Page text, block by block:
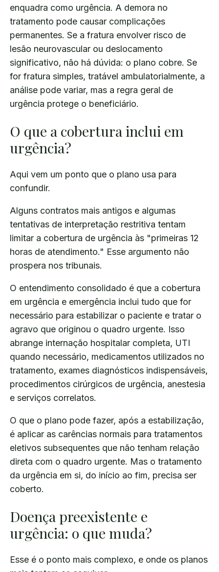
enquadra como urgência. A demora no
tratamento pode causar complicações
permanentes. Se a fratura envolver risco de
lesão neurovascular ou deslocamento
significativo, não há dúvida: o plano cobre. Se
for fratura simples, tratável ambulatorialmente, a
análise pode variar, mas a regra geral de
urgência protege o beneficiário.
O que a cobertura inclui em
urgência?
Aqui vem um ponto que o plano usa para
confundir.
Alguns contratos mais antigos e algumas
tentativas de interpretação restritiva tentam
limitar a cobertura de urgência às "primeiras 12
horas de atendimento." Esse argumento não
prospera nos tribunais.
O entendimento consolidado é que a cobertura
em urgência e emergência inclui tudo que for
necessário para estabilizar o paciente e tratar o
agravo que originou o quadro urgente. Isso
abrange internação hospitalar completa, UTI
quando necessário, medicamentos utilizados no
tratamento, exames diagnósticos indispensáveis,
procedimentos cirúrgicos de urgência, anestesia
e serviços correlatos.
O que o plano pode fazer, após a estabilização,
é aplicar as carências normais para tratamentos
eletivos subsequentes que não tenham relação
direta com o quadro urgente. Mas o tratamento
da urgência em si, do início ao fim, precisa ser
coberto.
Doença preexistente e
urgência: o que muda?
Esse é o ponto mais complexo, e onde os planos